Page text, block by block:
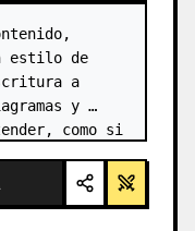
estilo de
a
y
como si